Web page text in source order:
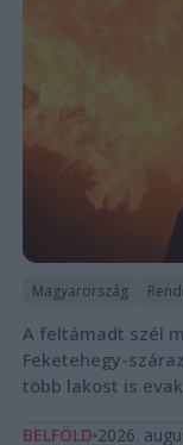
Magyarország
A feltámadt szél
Feketehegy-
több lakost is
BELFÖLD 2026.